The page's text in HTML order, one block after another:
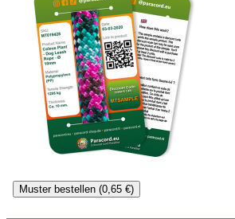
Muster bestellen (0,65 €)